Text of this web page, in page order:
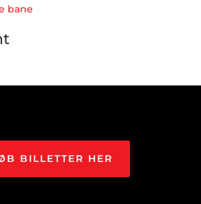
bane
BILLETTER HER